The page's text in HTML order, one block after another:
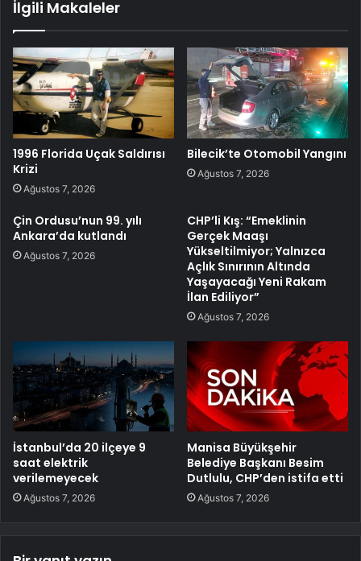
İlgili Makaleler
1996 Florida Uçak Saldırısı
Krizi
Ağustos 7, 2026
Bilecik’te Otomobil Yangını
Ağustos 7, 2026
Çin Ordusu’nun 99. yılı
Ankara’da kutlandı
Ağustos 7, 2026
CHP’li Kış: “Emeklinin
Gerçek Maaşı
Yükseltilmiyor; Yalnızca
Açlık Sınırının Altında
Yaşayacağı Yeni Rakam
İlan Ediliyor”
Ağustos 7, 2026
İstanbul’da 20 ilçeye 9
saat elektrik
verilemeyecek
Ağustos 7, 2026
Manisa Büyükşehir
Belediye Başkanı Besim
Dutlulu, CHP’den istifa etti
Ağustos 7, 2026